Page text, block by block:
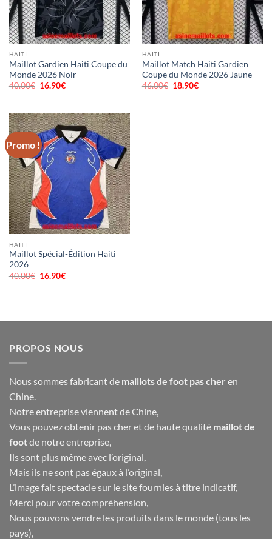
HAITI
Maillot Gardien Haiti Coupe du
Monde 2026 Noir
40.00€ Le
40.00€.
16.90€Le
16.90€.
HAITI
Maillot Match Haiti Gardien
Coupe du Monde 2026 Jaune
46.00€ Le
18.90€Le
Promo !
HAITI
Maillot Spécial-Édition Haiti
2026
40.00€ Le
16.90€Le
PROPOS NOUS
Nous sommes fabricant de maillots de foot pas cher en
Chine.
Notre entreprise viennent de Chine,
Vous pouvez obtenir pas cher et de haute qualité maillot de
footde notre entreprise,
Ils sont plus même avec l’original,
Mais ils ne sont pas égaux à l’original,
L’image fait spectacle sur le site fournies à titre indicatif,
Merci pour votre compréhension,
Nous pouvons vendre les produits dans le monde (tous les
pays),